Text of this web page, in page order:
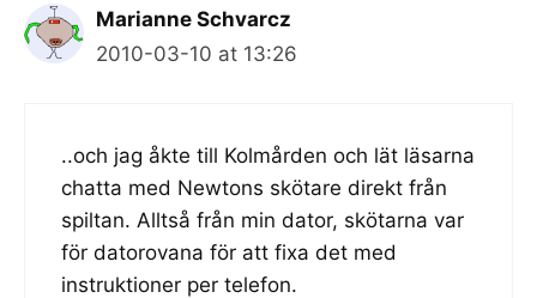
Marianne Schvarcz
2010-03-10 at 13:26
..och jag åkte till Kolmården och lät läsarna
chatta med Newtons skötare direkt från
spiltan. Alltså från min dator, skötarna var
för datorovana för att fixa det med
instruktioner per telefon.